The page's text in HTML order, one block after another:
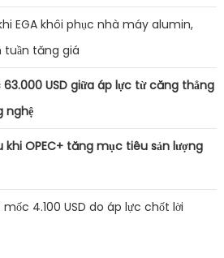
EGA khôi phục nhà máy alumin,
tuần tăng giá
USD giữa áp lực từ căng thẳng
nghệ
khi OPEC+ tăng mục tiêu sản lượng
4.100 USD do áp lực chốt lời